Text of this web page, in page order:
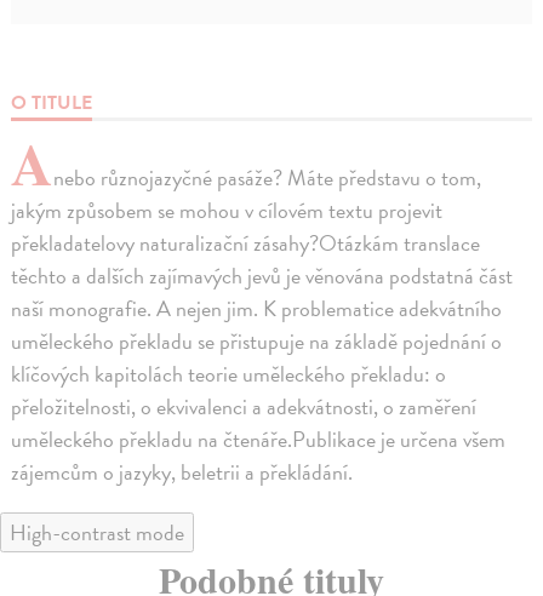
O TITULE
Anebo různojazyčné pasáže? Máte představu o tom,
jakým způsobem se mohou v cílovém textu projevit
překladatelovy naturalizační zásahy?Otázkám translace
těchto a dalších zajímavých jevů je věnována podstatná část
naší monografie. A nejen jim. K problematice adekvátního
uměleckého překladu se přistupuje na základě pojednání o
klíčových kapitolách teorie uměleckého překladu: o
přeložitelnosti, o ekvivalenci a adekvátnosti, o zaměření
uměleckého překladu na čtenáře.Publikace je určena všem
zájemcům o jazyky, beletrii a překládání.
High-contrast mode
Podobné tituly